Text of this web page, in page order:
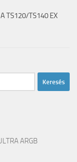
TS120/TS140 EX
ARGB